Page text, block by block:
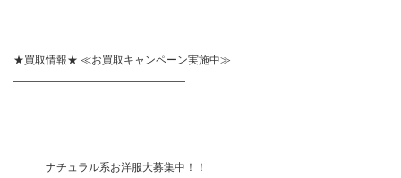
★買取情報★ ≪お買取キャンペーン実施中≫
————————————————
ナチュラル系お洋服大募集中！！